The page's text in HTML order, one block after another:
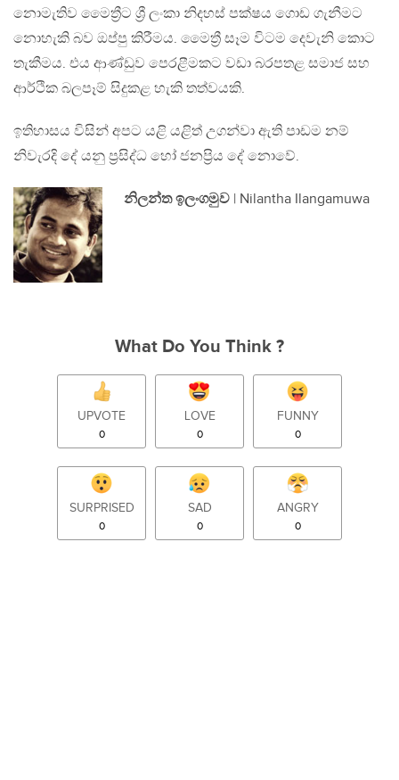
නොමැතිව මෛත්‍රීට ශ්‍රී ලංකා නිදහස් පක්ෂය ගොඩ ගැනීමට
නොහැකි බව ඔප්පු කිරීමය. මෛත්‍රී සෑම විටම දෙවැනි කොට
තැකීමය. එය ආණ්ඩුව පෙරළීමකට වඩා බරපතළ සමාජ සහ
ආර්ථික බලපෑම් සිදුකළ හැකි තත්වයකි.
ඉතිහාසය විසින් අපට යළි යළිත් උගන්වා ඇති පාඩම නම්
නිවැරදි දේ යනු ප්‍රසිද්ධ හෝ ජනප්‍රිය දේ නොවේ.
නිලන්ත ඉලංගමුව | Nilantha Ilangamuwa
What Do You Think ?
UPVOTE
0
LOVE
0
FUNNY
0
SURPRISED
0
SAD
0
ANGRY
0